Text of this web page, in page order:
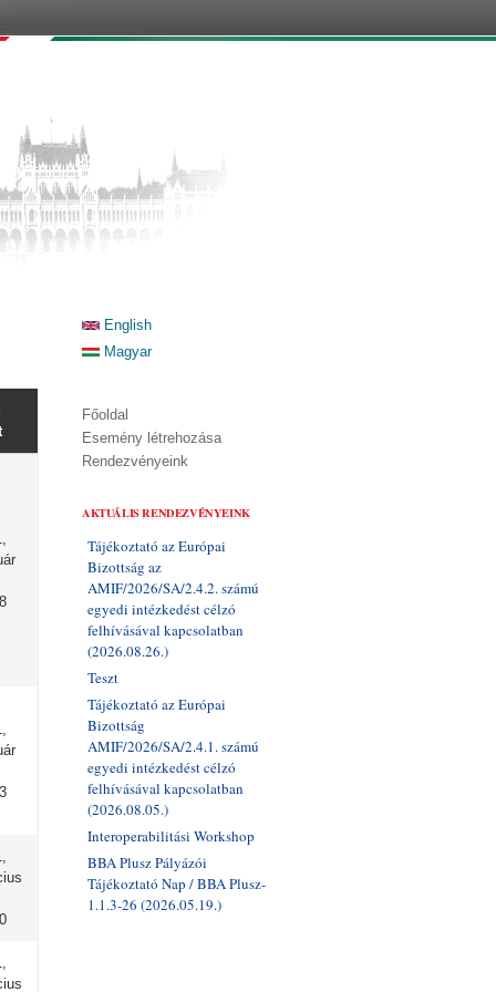
English
Magyar
Főoldal
Esemény létrehozása
Rendezvényeink
AKTUÁLIS RENDEZVÉNYEINK
Tájékoztató az Európai
Bizottság az
AMIF/2026/SA/2.4.2. számú
egyedi intézkedést célzó
felhívásával kapcsolatban
(2026.08.26.)
Teszt
Tájékoztató az Európai
Bizottság
AMIF/2026/SA/2.4.1. számú
egyedi intézkedést célzó
felhívásával kapcsolatban
(2026.08.05.)
Interoperabilitási Workshop
BBA Plusz Pályázói
Tájékoztató Nap / BBA Plusz-
1.1.3-26 (2026.05.19.)